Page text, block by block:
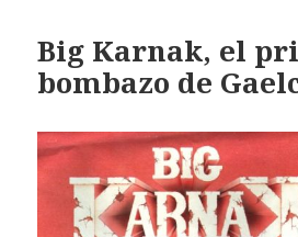
Big Karnak, el
bombazo de